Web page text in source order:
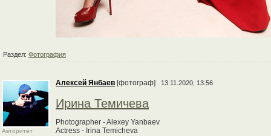
Раздел: Фотография
Авторитет
Алексей Янбаев [фотограф] 13.11.2020, 13:56
Ирина Темичева
Photographer - Alexey Yanbaev
Actress - Irina Temicheva